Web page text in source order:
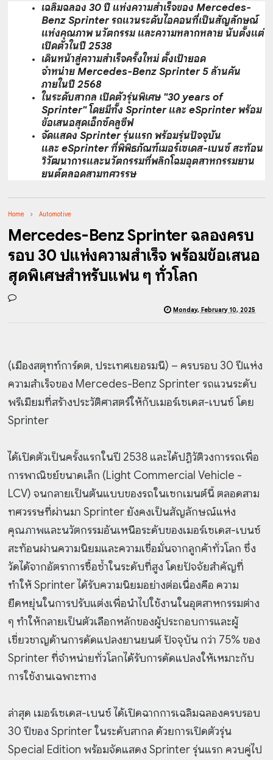
เฉลิมฉลอง30ปี แห่งความสำเร็จของMercedes-
Benz Sprinterรถแวนระดับไอคอนที่เป็นสัญลักษณ์
แห่งคุณภาพ นวัตกรรม และความหลากหลาย นับตั้งแต่
เปิดตัวในปี2538
เดินหน้าสู่ความสำเร็จครั้งใหม่ ตั้งเป้ายอด
จำหน่ายMercedes-Benz Sprinter 5ล้านคัน
ภายในปี2568
ในระดับสากล เปิดตัวรุ่นพิเศษ "30 years of
Sprinter"โดยมีทั้ง SprinterและeSprinterพร้อม
ข้อเสนอสุดเอ็กซ์คลูซีฟ
จัดแสดง Sprinterรุ่นแรก พร้อมรุ่นปัจจุบัน
และeSprinterที่พิพิธภัณฑ์เมอร์เซเดส-เบนซ์ สะท้อน
วิวัฒนาการและนวัตกรรมที่พลิกโฉมอุตสาหกรรมยาน
ยนต์ตลอดสามทศวรรษ
Home Automotive
Mercedes-Benz Sprinter ฉลองครบ
รอบ 30 ปีแห่งความสำเร็จ พร้อมข้อเสนอ
สุดพิเศษสำหรับแฟน ๆ ทั่วโลก
Monday, February 10, 2025
(เมืองสตุทท์การ์ดต, ประเทศเยอรมนี) – ครบรอบ 30 ปีแห่ง
ความสำเร็จของ Mercedes-Benz Sprinter รถแวนระดับ
พรีเมียมที่สร้างประวัติศาสตร์ให้กับเมอร์เซเดส-เบนซ์ โดย
Sprinter
ได้เปิดตัวเป็นครั้งแรกในปี 2538 และได้ปฏิวัติวงการรถเพื่อ
การพาณิชย์ขนาดเล็ก (Light Commercial Vehicle -
LCV) จนกลายเป็นต้นแบบของรถในเซกเมนต์นี้ ตลอดสาม
ทศวรรษที่ผ่านมา Sprinter ยังคงเป็นสัญลักษณ์แห่ง
คุณภาพและนวัตกรรมอันเหนือระดับของเมอร์เซเดส-เบนซ์
สะท้อนผ่านความนิยมและความเชื่อมั่นจากลูกค้าทั่วโลก ซึ่ง
วัดได้จากอัตราการซื้อซ้ำในระดับที่สูง โดยปัจจัยสำคัญที่
ทำให้ Sprinter ได้รับความนิยมอย่างต่อเนื่องคือ ความ
ยืดหยุ่นในการปรับแต่งเพื่อนำไปใช้งานในอุตสาหกรรมต่าง
ๆ ทำให้กลายเป็นตัวเลือกหลักของผู้ประกอบการและผู้
เชี่ยวชาญด้านการดัดแปลงยานยนต์ ปัจจุบัน กว่า 75% ของ
Sprinter ที่จำหน่ายทั่วโลกได้รับการดัดแปลงให้เหมาะกับ
การใช้งานเฉพาะทาง
ล่าสุด เมอร์เซเดส-เบนซ์ ได้เปิดฉากการเฉลิมฉลองครบรอบ
30 ปีของ Sprinter ในระดับสากล ด้วยการเปิดตัวรุ่น
Special Edition พร้อมจัดแสดง Sprinter รุ่นแรก ควบคู่ไป